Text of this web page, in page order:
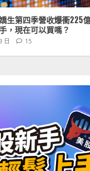
生第四季營收爆衝225
，現在可以買嗎？
日 15